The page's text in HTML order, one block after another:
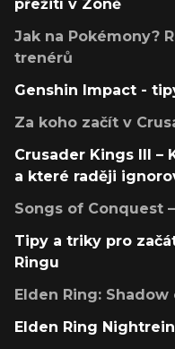
přežití v Zóně
Jak na Pokémony?
trenérů
Genshin Impact -
Za koho začít v
Crusader Kings III –
a které raději
Songs of Conquest
Tipy a triky pro
Ringu
Elden Ring:
Elden Ring